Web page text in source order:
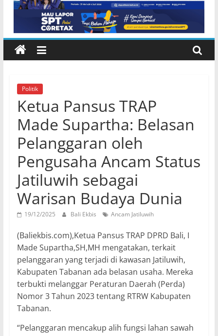
Politik
Ketua Pansus TRAP
Made Supartha: Belasan
Pelanggaran oleh
Pengusaha Ancam Status
Jatiluwih sebagai
Warisan Budaya Dunia
19/12/2025 Bali Ekbis Ancam Jatiluwih
(Baliekbis.com),Ketua Pansus TRAP DPRD Bali, I
Made Supartha,SH,MH mengatakan, terkait
pelanggaran yang terjadi di kawasan Jatiluwih,
Kabupaten Tabanan ada belasan usaha. Mereka
terbukti melanggar Peraturan Daerah (Perda)
Nomor 3 Tahun 2023 tentang RTRW Kabupaten
Tabanan.
“Pelanggaran mencakup alih fungsi lahan sawah